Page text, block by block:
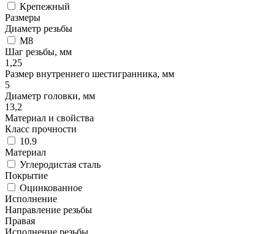
Крепежный
Размеры
Диаметр резьбы
М8
Шаг резьбы, мм
1,25
Размер внутреннего шестигранника, мм
5
Диаметр головки, мм
13,2
Материал и свойства
Класс прочности
10.9
Материал
Углеродистая сталь
Покрытие
Оцинкованное
Исполнение
Направление резьбы
Правая
Исполнение резьбы